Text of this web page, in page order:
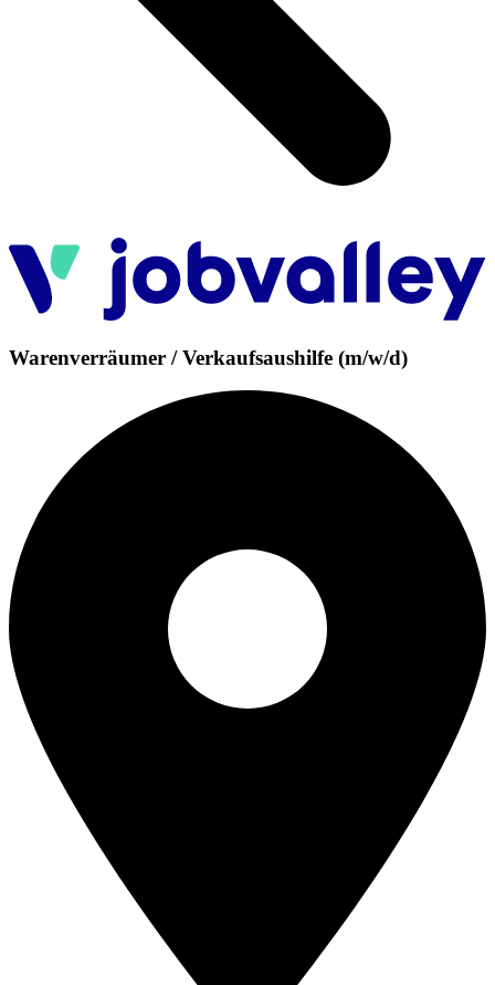
Warenverräumer / Verkaufsaushilfe (m/w/d)